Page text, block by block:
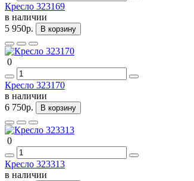
Кресло 323169
в наличии
5 950р.
В корзину
0
Кресло 323170
в наличии
6 750р.
В корзину
0
Кресло 323313
в наличии